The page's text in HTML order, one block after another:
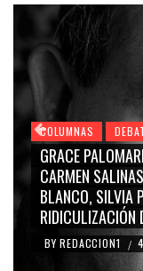
COLUMNAS
GRACE
CARMEN
BLANCO, SILVIA
RIDICULIZACIÓN
BY REDACCION1 /